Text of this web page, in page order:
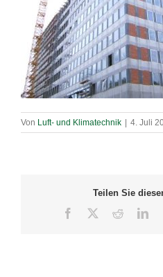
Von Luft- und Klimatechnik 4. Juli
Teilen Sie
Facebook Reddit